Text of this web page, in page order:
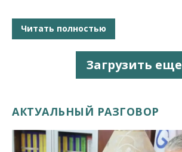
Читать полностью
Загрузить еще
АКТУАЛЬНЫЙ РАЗГОВОР